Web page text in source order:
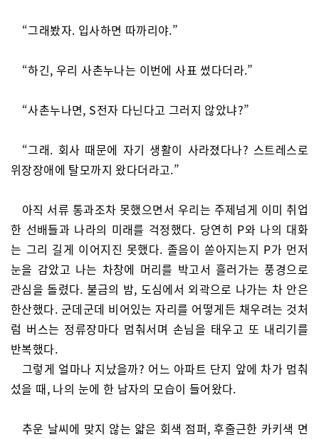
“그래봤자. 입사하면 따까리야.”
“하긴, 우리 사촌누나는 이번에 사표 썼다더라.”
“사촌누나면, S전자 다닌다고 그러지 않았냐?”
“그래. 회사 때문에 자기 생활이 사라졌다나? 스트레스로
위장장애에 탈모까지 왔다더라고.”
아직 서류 통과조차 못했으면서 우리는 주제넘게 이미 취업
한 선배들과 나라의 미래를 걱정했다. 당연히 P와 나의 대화
는 그리 길게 이어지진 못했다. 졸음이 쏟아지는지 P가 먼저
눈을 감았고 나는 차창에 머리를 박고서 흘러가는 풍경으로
관심을 돌렸다. 불금의 밤, 도심에서 외곽으로 나가는 차 안은
한산했다. 군데군데 비어있는 자리를 어떻게든 채우려는 것처
럼 버스는 정류장마다 멈춰서며 손님을 태우고 또 내리기를
반복했다.
그렇게 얼마나 지났을까? 어느 아파트 단지 앞에 차가 멈춰
섰을 때, 나의 눈에 한 남자의 모습이 들어왔다.
추운 날씨에 맞지 않는 얇은 회색 점퍼, 후줄근한 카키색 면